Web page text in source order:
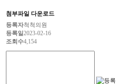
첨부파일 다운로드
등록자척척의원
등록일2023-02-16
조회수4,154